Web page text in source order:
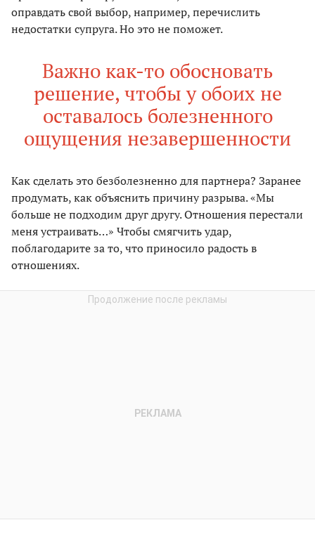
оправдать свой выбор, например, перечислить
недостатки супруга. Но это не поможет.
Важно как-то обосновать
решение, чтобы у обоих не
оставалось болезненного
ощущения незавершенности
Как сделать это безболезненно для партнера? Заранее
продумать, как объяснить причину разрыва. «Мы
больше не подходим друг другу. Отношения перестали
меня устраивать…» Чтобы смягчить удар,
поблагодарите за то, что приносило радость в
отношениях.